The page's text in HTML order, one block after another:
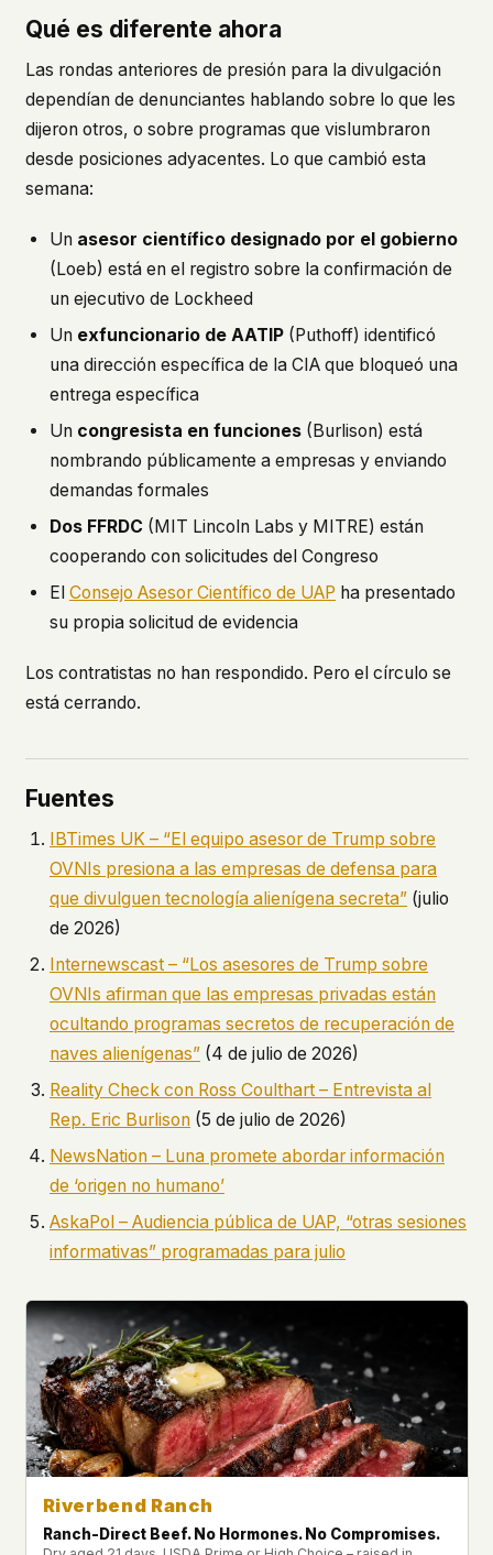
Qué es diferente ahora
Las rondas anteriores de presión para la divulgación
dependían de denunciantes hablando sobre lo que les
dijeron otros, o sobre programas que vislumbraron
desde posiciones adyacentes. Lo que cambió esta
semana:
Un asesor científico designado por el gobierno
(Loeb) está en el registro sobre la confirmación de
un ejecutivo de Lockheed
Un exfuncionario de AATIP (Puthoff) identificó
una dirección específica de la CIA que bloqueó una
entrega específica
Un congresista en funciones (Burlison) está
nombrando públicamente a empresas y enviando
demandas formales
Dos FFRDC (MIT Lincoln Labs y MITRE) están
cooperando con solicitudes del Congreso
El Consejo Asesor Científico de UAP ha presentado
su propia solicitud de evidencia
Los contratistas no han respondido. Pero el círculo se
está cerrando.
Fuentes
IBTimes UK – “El equipo asesor de Trump sobre
OVNIs presiona a las empresas de defensa para
que divulguen tecnología alienígena secreta” (julio
de 2026)
Internewscast – “Los asesores de Trump sobre
OVNIs afirman que las empresas privadas están
ocultando programas secretos de recuperación de
naves alienígenas” (4 de julio de 2026)
Reality Check con Ross Coulthart – Entrevista al
Rep. Eric Burlison (5 de julio de 2026)
NewsNation – Luna promete abordar información
de ‘origen no humano’
AskaPol – Audiencia pública de UAP, “otras sesiones
informativas” programadas para julio
Riverbend Ranch
Ranch-Direct Beef. No Hormones. No Compromises.